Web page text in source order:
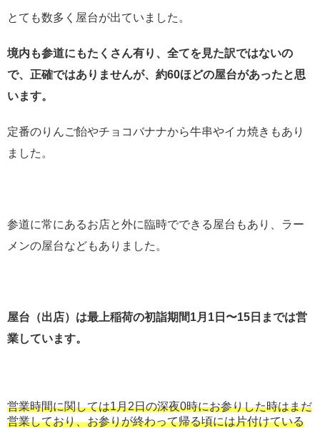
とても数多く屋台が出ていました。
境内も参道にもたくさん有り、全てを見た訳ではないの
で、正確ではありませんが、約60ほどの屋台があったと思
います。
定番のりんご飴やチョコバナナから牛串やイカ焼きもあり
ました。
参道に常にあるお店と外に臨時でできる屋台もあり、ラー
メンの屋台などもありました。
屋台（出店）は最上稲荷の初詣期間1月1日〜15日までは営
業しています。
営業時間に関しては1月2日の深夜0時にお参りした時はまだ
営業しており、お参りが終わって帰る頃には片付けている